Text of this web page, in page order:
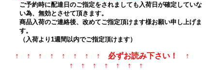
ご予約時に配達日のご指定をされましても入荷日が確定していな
い為、無効とさせて頂きます。
商品入荷のご連絡後、改めてご指定頂けます様お願い申し上げま
す。
（入荷より1週間以内でご指定頂けます）
↑ ↑ ↑ ↑ ↑ ↑ ↑ ↑ 必ずお読み下さい！ ↑
↑ ↑ ↑ ↑ ↑ ↑ ↑